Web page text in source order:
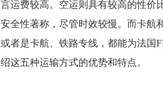
运费较高。空运则具有较高的性价
全性著称，尽管时效较慢。而卡航
者是卡航、铁路专线，都能为法国
这五种运输方式的优势和特点。